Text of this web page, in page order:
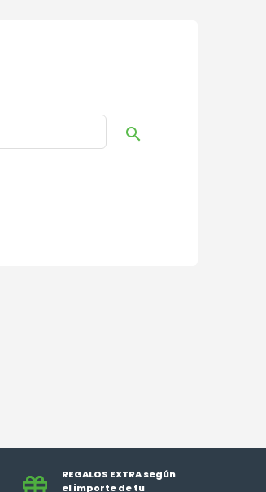

REGALOS EXTRA según
el importe de tu